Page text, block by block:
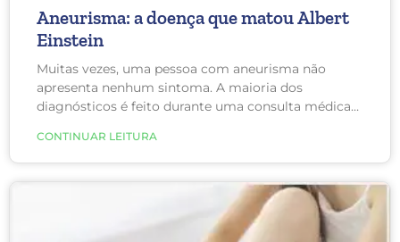
Aneurisma: a doença que matou Albert
Einstein
Muitas vezes, uma pessoa com aneurisma não
apresenta nenhum sintoma. A maioria dos
diagnósticos é feito durante uma consulta médica
tomografia, por exemplo.
CONTINUAR LEITURA